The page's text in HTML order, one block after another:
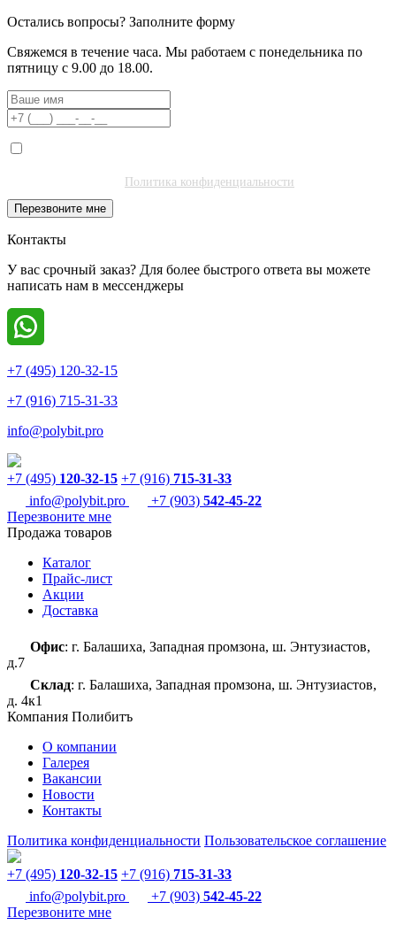
Остались вопросы? Заполните форму
Свяжемся в течение часа. Мы работаем с понедельника по
пятницу с 9.00 до 18.00.
Политика конфиденциальности
Перезвоните мне
Контакты
У вас срочный заказ? Для более быстрого ответа вы можете
написать нам в мессенджеры
+7 (495) 120-32-15
+7 (916) 715-31-33
info@polybit.pro
+7 (495) 120-32-15 +7 (916) 715-31-33
info@polybit.pro
+7 (903) 542-45-22
Перезвоните мне
Продажа товаров
Каталог
Прайс-лист
Акции
Доставка
Офис: г. Балашиха, Западная промзона, ш. Энтузиастов,
д.7
Склад: г. Балашиха, Западная промзона, ш. Энтузиастов,
д. 4к1
Компания Полибитъ
О компании
Галерея
Вакансии
Новости
Контакты
Политика конфиденциальности Пользовательское соглашение
+7 (495) 120-32-15 +7 (916) 715-31-33
info@polybit.pro
+7 (903) 542-45-22
Перезвоните мне